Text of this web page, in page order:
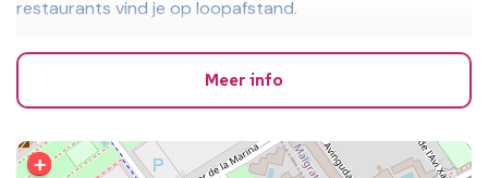
restaurants vind je op loopafstand.
Hotel Reymar is een levendig, eenvoudig hotel met een
prima ligging tegen een aantrekkelijke prijs. Het hotel
beschikt over netjes ingerichte kamers met balkon en
gezorgd, enkele malen per week worden dansavonden
Meer info
+